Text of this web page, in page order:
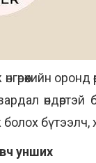
өндөртэй
бүтээлч,
унших